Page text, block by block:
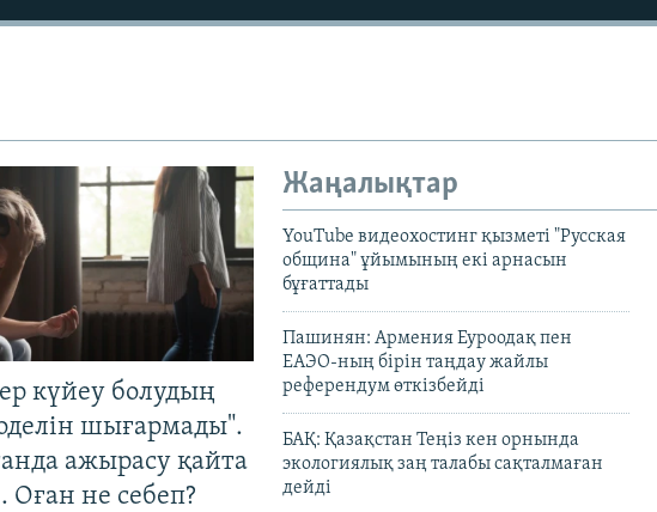
күйеу болудың
шығармады".
ажырасу қайта
Оған не себеп?
Жаңалықтар
YouTube видеохостинг қызметі "Русская
община" ұйымының екі арнасын
бұғаттады
Пашинян: Армения Еуроодақ пен
ЕАЭО-ның бірін таңдау жайлы
референдум өткізбейді
БАҚ: Қазақстан Теңіз кен орнында
экологиялық заң талабы сақталмаған
дейді